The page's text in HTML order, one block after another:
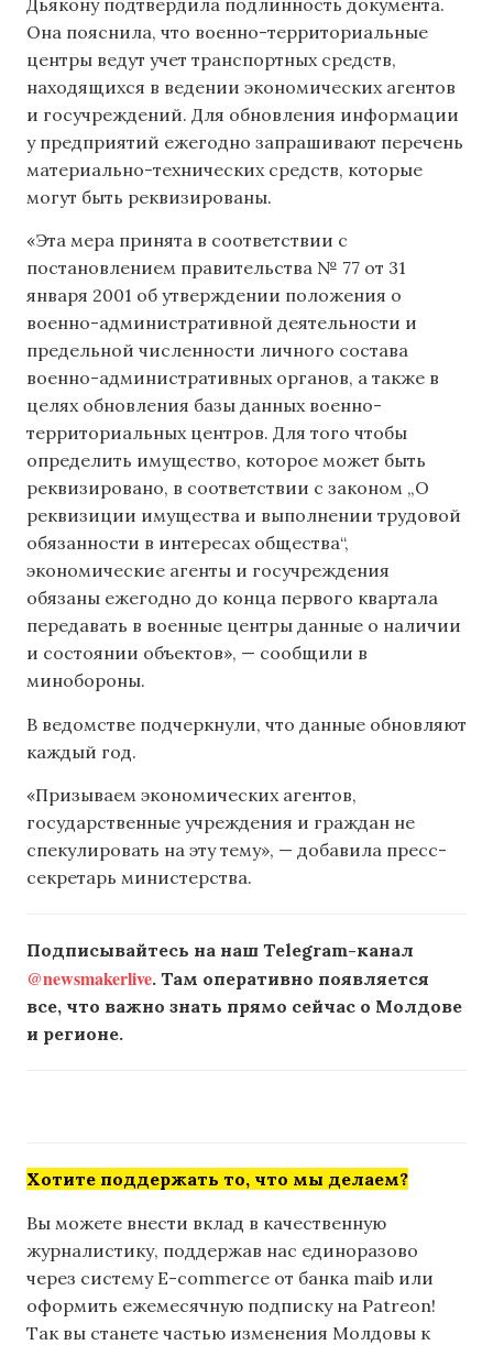
Дьякону подтвердила подлинность документа.
Она пояснила, что военно-территориальные
центры ведут учет транспортных средств,
находящихся в ведении экономических агентов
и госучреждений. Для обновления информации
у предприятий ежегодно запрашивают перечень
материально-технических средств, которые
могут быть реквизированы.
«Эта мера принята в соответствии с
постановлением правительства № 77 от 31
января 2001 об утверждении положения о
военно-административной деятельности и
предельной численности личного состава
военно-административных органов, а также в
целях обновления базы данных военно-
территориальных центров. Для того чтобы
определить имущество, которое может быть
реквизировано, в соответствии с законом „О
реквизиции имущества и выполнении трудовой
обязанности в интересах общества“,
экономические агенты и госучреждения
обязаны ежегодно до конца первого квартала
передавать в военные центры данные о наличии
и состоянии объектов», — сообщили в
минобороны.
В ведомстве подчеркнули, что данные обновляют
каждый год.
«Призываем экономических агентов,
государственные учреждения и граждан не
спекулировать на эту тему», — добавила пресс-
секретарь министерства.
Подписывайтесь на наш Telegram-канал
@newsmakerlive. Там оперативно появляется
все, что важно знать прямо сейчас о Молдове
и регионе.
Хотите поддержать то, что мы делаем?
Вы можете внести вклад в качественную
журналистику, поддержав нас единоразово
через систему E-commerce от банка maib или
оформить ежемесячную подписку на Patreon!
Так вы станете частью изменения Молдовы к